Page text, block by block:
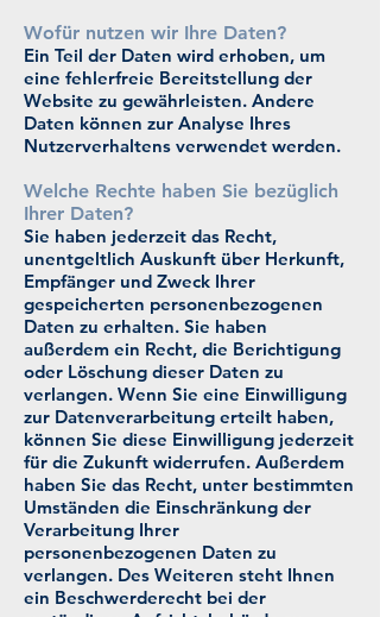
Wofür nutzen wir Ihre Daten?
Ein Teil der Daten wird erhoben, um
eine fehlerfreie Bereitstellung der
Website zu gewährleisten. Andere
Daten können zur Analyse Ihres
Nutzerverhaltens verwendet werden.
Welche Rechte haben Sie bezüglich
Ihrer Daten?
Sie haben jederzeit das Recht,
unentgeltlich Auskunft über Herkunft,
Empfänger und Zweck Ihrer
gespeicherten personenbezogenen
Daten zu erhalten. Sie haben
außerdem ein Recht, die Berichtigung
oder Löschung dieser Daten zu
verlangen. Wenn Sie eine Einwilligung
zur Datenverarbeitung erteilt haben,
können Sie diese Einwilligung jederzeit
für die Zukunft widerrufen. Außerdem
haben Sie das Recht, unter bestimmten
Umständen die Einschränkung der
Verarbeitung Ihrer
personenbezogenen Daten zu
verlangen. Des Weiteren steht Ihnen
ein Beschwerderecht bei der